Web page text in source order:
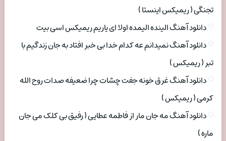
تجنگی ( ریمیکس اینستا )
دانلود آهنگ الینده الیمده اولا ای یاریم ریمیکس اسی بیت
دانلود آهنگ نمیدانم عه کدام خدا بی خبر افتاد به جان زندگیم با
تبر ( ریمیکس )
دانلود آهنگ غرق خونه جفت چشات چرا ضعیفه صدات روح الله
کرمی ( ریمیکس )
دانلود آهنگ مه جان مار از فاطمه عطایی ( رفیق بی کلک می جان
ماره )